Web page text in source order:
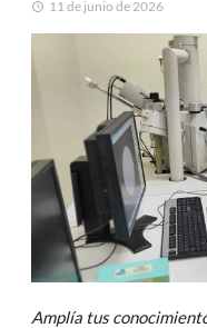
11 de junio de 2026
Amplía tus